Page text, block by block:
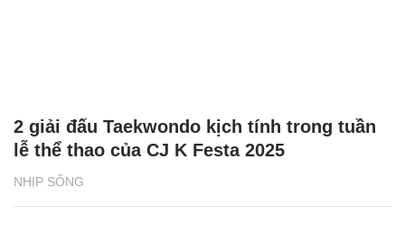
NHỊP SỐNG
2 giải đấu Taekwondo kịch tính trong tuần
lễ thể thao của CJ K Festa 2025